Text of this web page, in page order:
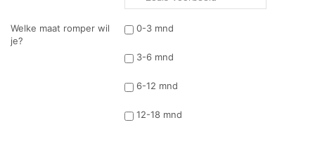
Welke maat romper wil
je?
0-3 mnd
3-6 mnd
6-12 mnd
12-18 mnd